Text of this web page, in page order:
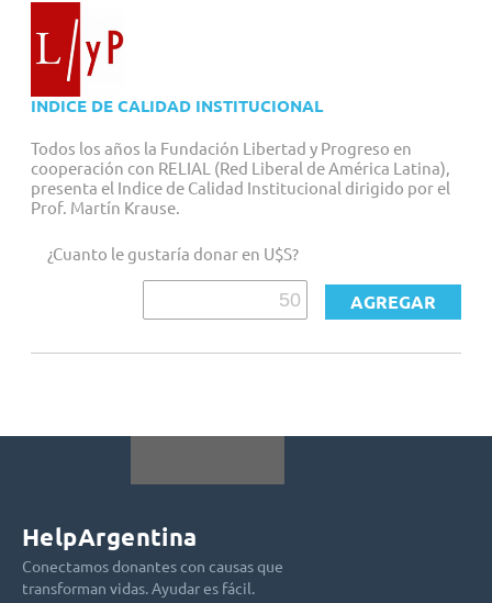
INDICE DE CALIDAD INSTITUCIONAL
Todos los años la Fundación Libertad y Progreso en
cooperación con RELIAL (Red Liberal de América Latina),
presenta el Indice de Calidad Institucional dirigido por el
Prof. Martín Krause.
¿Cuanto le gustaría donar en U$S?
HelpArgentina
Conectamos donantes con causas que
transforman vidas. Ayudar es fácil.